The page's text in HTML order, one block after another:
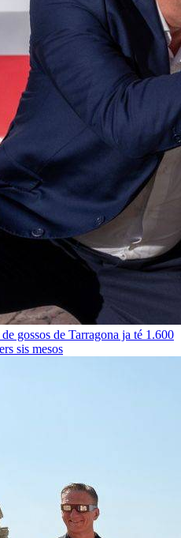
gossos de Tarragona ja té 1.600
sis mesos